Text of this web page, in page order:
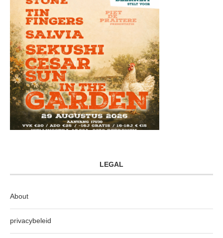
LEGAL
About
privacybeleid